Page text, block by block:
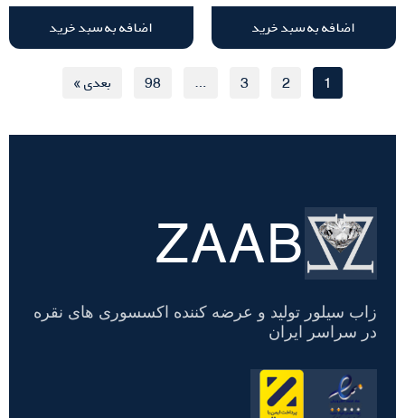
اضافه به سبد خرید
اضافه به سبد خرید
1
2
3
…
98 بعدی »
تسویه
حساب
ZAAB
زاب سیلور تولید و عرضه کننده اکسسوری های نقره
در سراسر ایران